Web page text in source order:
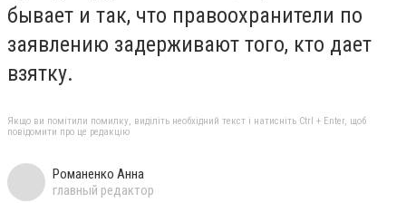
бывает и так, что правоохранители по
заявлению задерживают того, кто дает
взятку.
с
о
Якщо ви помітили помилку, виділіть необхідний текст і натисніть Ctrl + Enter, щоб
повідомити про це редакцію
Романенко Анна
главный редактор